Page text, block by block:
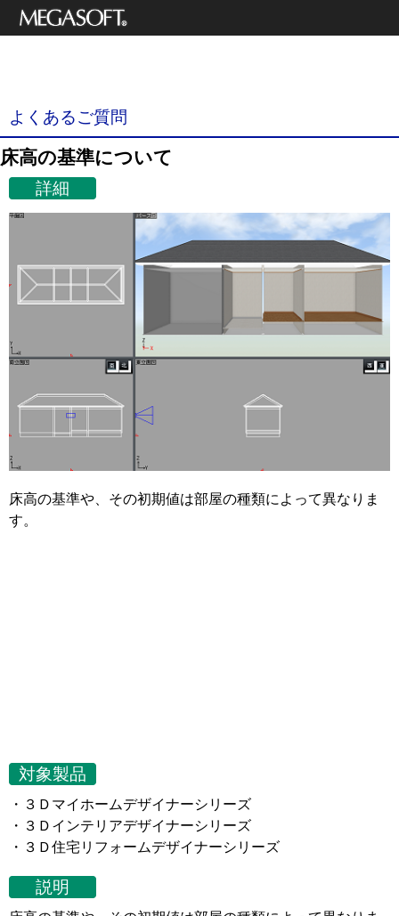
よくあるご質問
床高の基準について
詳細
床高の基準や、その初期値は部屋の種類によって異なりま
す。
対象製品
・３Ｄマイホームデザイナーシリーズ
・３Ｄインテリアデザイナーシリーズ
・３Ｄ住宅リフォームデザイナーシリーズ
説明